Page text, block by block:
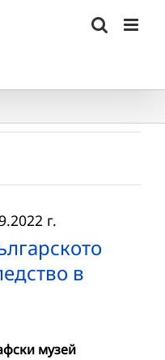
в
г.
музей